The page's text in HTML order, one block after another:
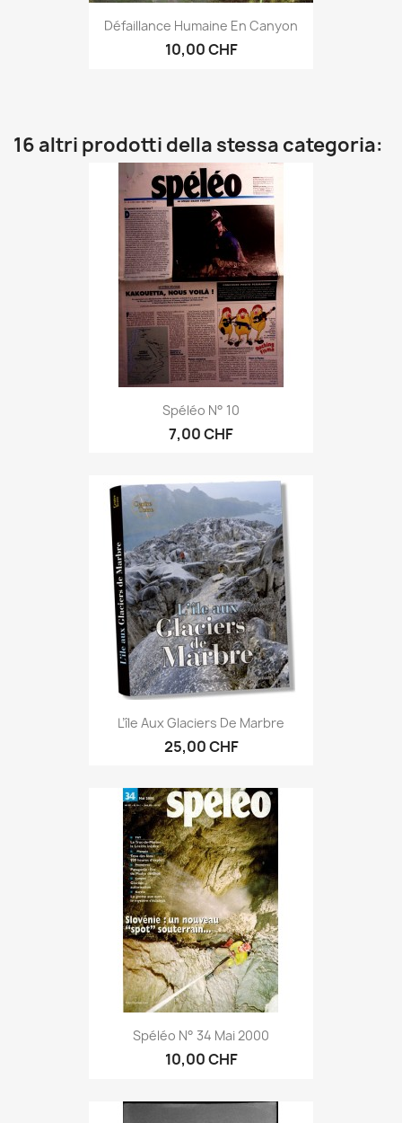
Défaillance Humaine En Canyon
10,00 CHF
16 altri prodotti della stessa categoria:
Spéléo N° 10
7,00 CHF
L’île Aux Glaciers De Marbre
25,00 CHF
Spéléo N° 34 Mai 2000
10,00 CHF